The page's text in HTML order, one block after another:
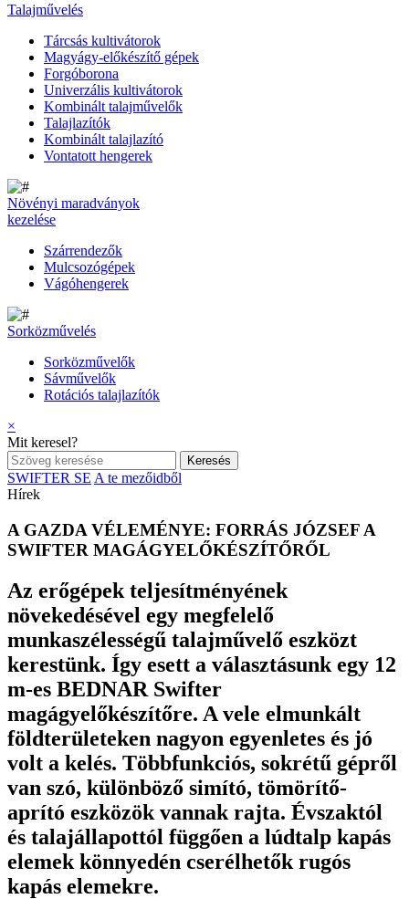
Talajművelés
Tárcsás kultivátorok
Magyágy-előkészítő gépek
Forgóborona
Univerzális kultivátorok
Kombinált talajművelők
Talajlazítók
Kombinált talajlazító
Vontatott hengerek
Növényi maradványok
kezelése
Szárrendezők
Mulcsozógépek
Vágóhengerek
Sorközművelés
Sorközművelők
Sávművelők
Rotációs talajlazítók
×
Mit keresel?
SWIFTER SE A te mezőidből
Hírek
A GAZDA VÉLEMÉNYE: FORRÁS JÓZSEF A
SWIFTER MAGÁGYELŐKÉSZÍTŐRŐL
Az erőgépek teljesítményének
növekedésével egy megfelelő
munkaszélességű talajművelő eszközt
kerestünk. Így esett a választásunk egy 12
m-es BEDNAR Swifter
magágyelőkészítőre. A vele elmunkált
földterületeken nagyon egyenletes és jó
volt a kelés. Többfunkciós, sokrétű gépről
van szó, különböző simító, tömörítő-
aprító eszközök vannak rajta. Évszaktól
és talajállapottól függően a lúdtalp kapás
elemek könnyedén cserélhetők rugós
kapás elemekre.